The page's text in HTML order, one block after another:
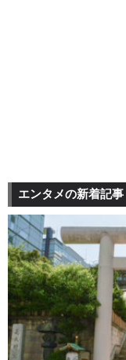
エンタメの新着記事